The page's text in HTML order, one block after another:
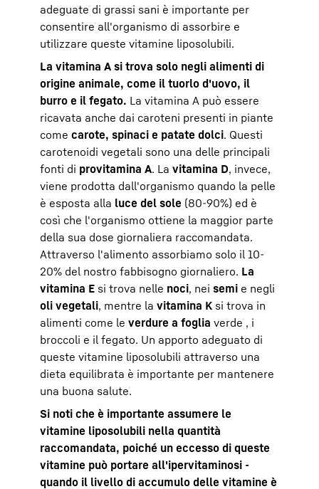
adeguate di grassi sani è importante per
consentire all'organismo di assorbire e
utilizzare queste vitamine liposolubili.
La vitamina A si trova solo negli alimenti di
origine animale, come il tuorlo d'uovo, il
burro e il fegato. La vitamina A può essere
ricavata anche dai caroteni presenti in piante
come carote, spinaci e patate dolci. Questi
carotenoidi vegetali sono una delle principali
fonti di provitamina A. La vitamina D, invece,
viene prodotta dall'organismo quando la pelle
è esposta alla luce del sole (80-90%) ed è
così che l'organismo ottiene la maggior parte
della sua dose giornaliera raccomandata.
Attraverso l'alimento assorbiamo solo il 10-
20% del nostro fabbisogno giornaliero. La
vitamina E si trova nelle noci, nei semi e negli
oli vegetali, mentre la vitamina K si trova in
alimenti come le verdure a foglia verde , i
broccoli e il fegato. Un apporto adeguato di
queste vitamine liposolubili attraverso una
dieta equilibrata è importante per mantenere
una buona salute.
Si noti che è importante assumere le
vitamine liposolubili nella quantità
raccomandata, poiché un eccesso di queste
vitamine può portare all'ipervitaminosi -
quando il livello di accumulo delle vitamine è